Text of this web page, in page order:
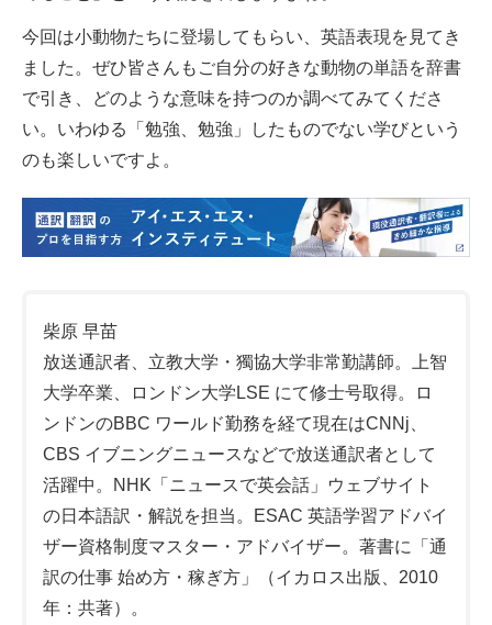
今回は小動物たちに登場してもらい、英語表現を見てき
ました。ぜひ皆さんもご自分の好きな動物の単語を辞書
で引き、どのような意味を持つのか調べてみてくださ
い。いわゆる「勉強、勉強」したものでない学びという
のも楽しいですよ。
柴原 早苗
放送通訳者、立教大学・獨協大学非常勤講師。上智
大学卒業、ロンドン大学LSE にて修士号取得。ロ
ンドンのBBC ワールド勤務を経て現在はCNNj、
CBS イブニングニュースなどで放送通訳者として
活躍中。NHK「ニュースで英会話」ウェブサイト
の日本語訳・解説を担当。ESAC 英語学習アドバイ
ザー資格制度マスター・アドバイザー。著書に「通
訳の仕事 始め方・稼ぎ方」（イカロス出版、2010
年：共著）。